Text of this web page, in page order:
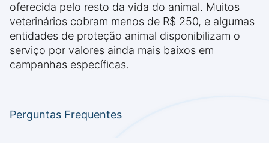
oferecida pelo resto da vida do animal. Muitos
veterinários cobram menos de R$ 250, e algumas
entidades de proteção animal disponibilizam o
serviço por valores ainda mais baixos em
campanhas específicas.
Perguntas Frequentes